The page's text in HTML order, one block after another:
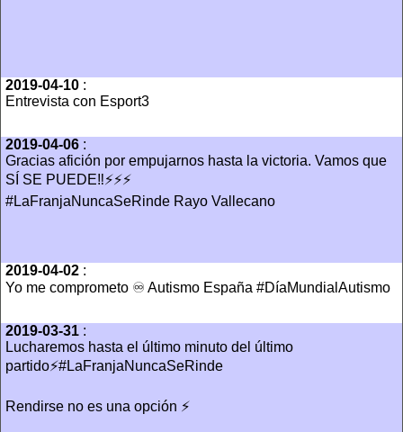
2019-04-10 :
Entrevista con Esport3
2019-04-06 :
Gracias afición por empujarnos hasta la victoria. Vamos que
SÍ SE PUEDE‼️⚡⚡⚡
#LaFranjaNuncaSeRinde Rayo Vallecano
2019-04-02 :
Yo me comprometo ♾ Autismo España #DíaMundialAutismo
2019-03-31 :
Lucharemos hasta el último minuto del último
partido⚡#LaFranjaNuncaSeRinde
Rendirse no es una opción ⚡